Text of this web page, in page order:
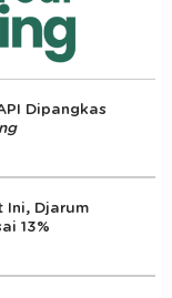
Dipangkas
Ini, Djarum
13%